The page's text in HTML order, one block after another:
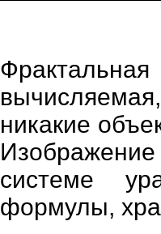
никакие
системе
формулы,